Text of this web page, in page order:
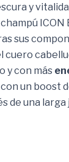
y
sus
cuero
y con más
un boost
de una larga